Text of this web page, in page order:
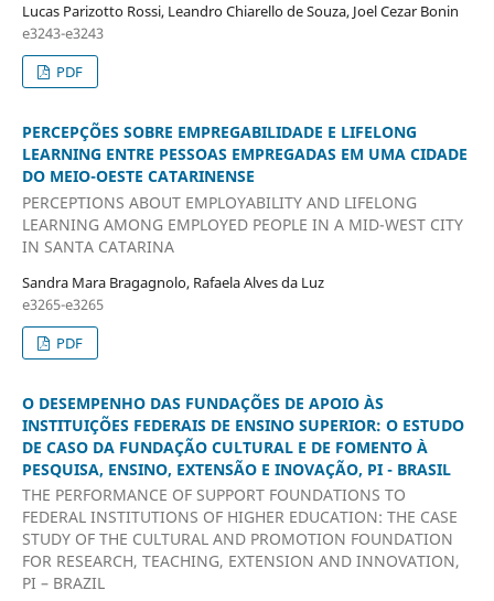
Lucas Parizotto Rossi, Leandro Chiarello de Souza, Joel Cezar Bonin
e3243-e3243
PDF
PERCEPÇÕES SOBRE EMPREGABILIDADE E LIFELONG
LEARNING ENTRE PESSOAS EMPREGADAS EM UMA CIDADE
DO MEIO-OESTE CATARINENSE
PERCEPTIONS ABOUT EMPLOYABILITY AND LIFELONG
LEARNING AMONG EMPLOYED PEOPLE IN A MID-WEST CITY
IN SANTA CATARINA
Sandra Mara Bragagnolo, Rafaela Alves da Luz
e3265-e3265
PDF
O DESEMPENHO DAS FUNDAÇÕES DE APOIO ÀS
INSTITUIÇÕES FEDERAIS DE ENSINO SUPERIOR: O ESTUDO
DE CASO DA FUNDAÇÃO CULTURAL E DE FOMENTO À
PESQUISA, ENSINO, EXTENSÃO E INOVAÇÃO, PI - BRASIL
THE PERFORMANCE OF SUPPORT FOUNDATIONS TO
FEDERAL INSTITUTIONS OF HIGHER EDUCATION: THE CASE
STUDY OF THE CULTURAL AND PROMOTION FOUNDATION
FOR RESEARCH, TEACHING, EXTENSION AND INNOVATION,
PI – BRAZIL